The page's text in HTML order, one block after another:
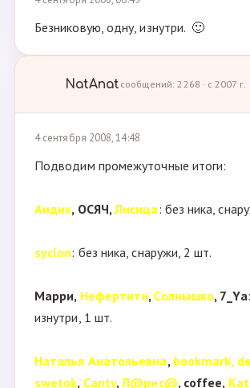
Безниковую, одну, изнутри. 🙂
NatAnat сообщений: 2268 · с 2007 г.
4 сентября 2008, 14:48
Подводим промежуточные итоги:
Аидик, ОСЯЧ,Лисица: без ника,
syclon: без ника, снаружи, 2 шт.
Марри, Нефертити, Солнышко, 7_Ya
изнутри, 1 шт.
Наталья Анатольевна,bookmark,
swetok, Canty,Л@рис@, coffee,